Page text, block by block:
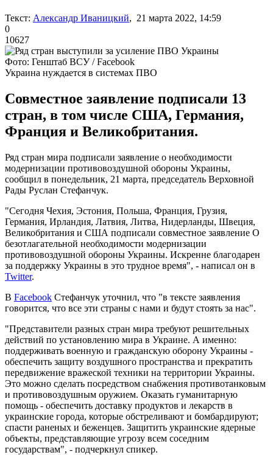
Текст: Александр Иваницкий, 21 марта 2022, 14:59
0
10627
Фото: Генштаб ВСУ / Facebook
Украина нуждается в системах ПВО
Совместное заявление подписали 13
стран, в том числе США, Германия,
Франция и Великобритания.
Ряд стран мира подписали заявление о необходимости
модернизации противовоздушной обороны Украины,
сообщил в понедельник, 21 марта, председатель Верховной
Рады Руслан Стефанчук.
"Сегодня Чехия, Эстония, Польша, Франция, Грузия,
Германия, Ирландия, Латвия, Литва, Нидерланды, Швеция,
Великобритания и США подписали совместное заявление О
безотлагательной необходимости модернизации
противовоздушной обороны Украины. Искренне благодарен
за поддержку Украины в это трудное время", - написал он в
Twitter.
В Facebook Стефанчук уточнил, что "в тексте заявления
говорится, что все эти страны с нами и будут стоять за нас".
"Представители разных стран мира требуют решительных
действий по установлению мира в Украине. А именно:
поддерживать военную и гражданскую оборону Украины -
обеспечить защиту воздушного пространства и прекратить
передвижение вражеской техники на территории Украины.
Это можно сделать посредством снабжения противотанковым
и противовоздушным оружием. Оказать гуманитарную
помощь - обеспечить доставку продуктов и лекарств в
украинские города, которые обстреливают и бомбардируют;
спасти раненых и беженцев. Защитить украинские ядерные
объекты, представляющие угрозу всем соседним
государствам", - подчеркнул спикер.